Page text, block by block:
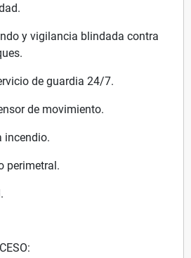
y vigilancia blindada contra
de guardia 24/7.
de movimiento.
incendio.
perimetral.